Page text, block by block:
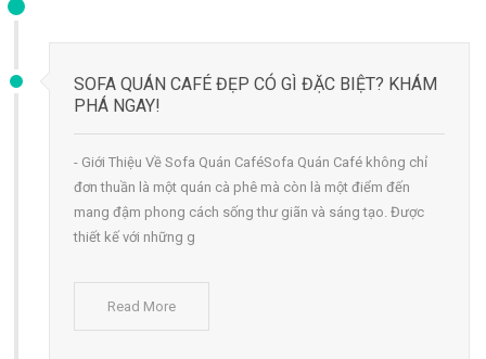
SOFA QUÁN CAFÉ ĐẸP CÓ GÌ ĐẶC BIỆT? KHÁM
PHÁ NGAY!
- Giới Thiệu Về Sofa Quán CaféSofa Quán Café không chỉ
đơn thuần là một quán cà phê mà còn là một điểm đến
mang đậm phong cách sống thư giãn và sáng tạo. Được
thiết kế với những g
Read More